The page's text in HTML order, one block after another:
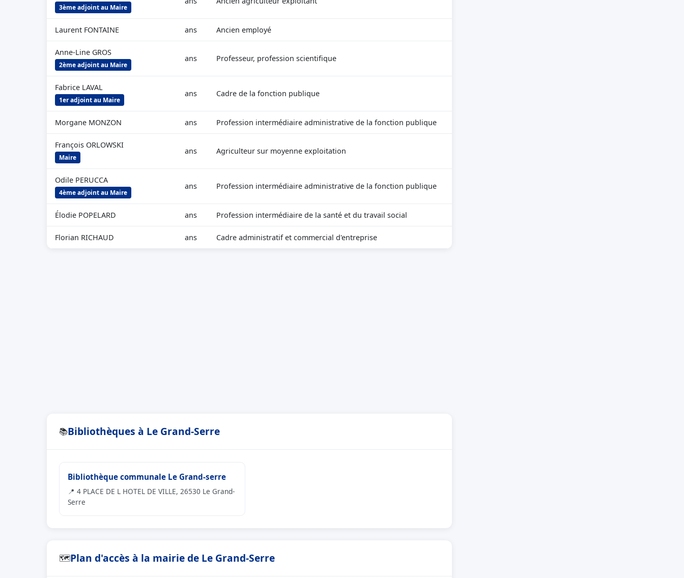
3ème adjoint au Maire
Laurent FONTAINE ans Ancien employé
Anne-Line GROS
2ème adjoint au Maire
ans Professeur, profession scientifique
Fabrice LAVAL
1er adjoint au Maire
ans Cadre de la fonction publique
Morgane MONZON ans Profession intermédiaire administrative de la fonction publique
François ORLOWSKI
Maire
ans Agriculteur sur moyenne exploitation
Odile PERUCCA
4ème adjoint au Maire
ans Profession intermédiaire administrative de la fonction publique
Élodie POPELARD ans Profession intermédiaire de la santé et du travail social
Florian RICHAUD ans Cadre administratif et commercial d'entreprise
📚Bibliothèques à Le Grand-Serre
Bibliothèque communale Le Grand-serre
📍 4 PLACE DE L HOTEL DE VILLE, 26530 Le Grand-
Serre
🗺Plan d'accès à la mairie de Le Grand-Serre